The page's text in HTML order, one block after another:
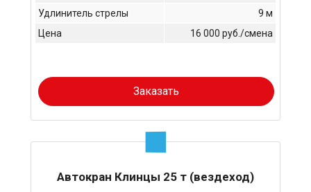
Удлинитель стрелы
9 м
Цена
16 000 руб./смена
Заказать
Автокран Клинцы 25 т (вездеход)